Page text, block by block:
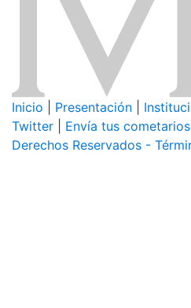
Inicio Presentación
Twitter
Envía tus cometarios
Derechos Reservados -